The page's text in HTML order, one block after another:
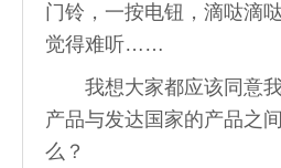
门铃，一按电钮，滴哒滴
觉得难听……
我想大家都应该同意我
产品与发达国家的产品之
么？